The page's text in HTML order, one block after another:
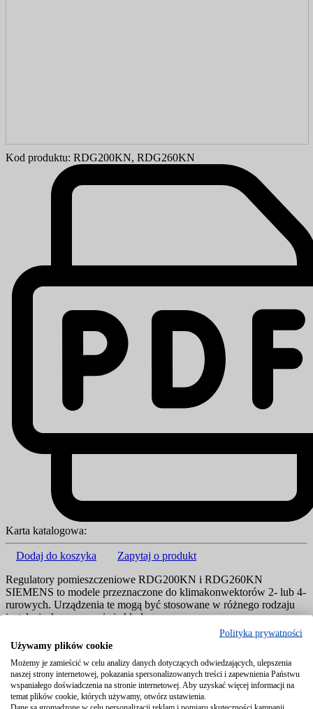
Kod produktu: RDG200KN, RDG260KN
Karta katalogowa:
Dodaj do koszyka
Zapytaj o produkt
Regulatory pomieszczeniowe RDG200KN i RDG260KN
SIEMENS to modele przeznaczone do klimakonwektorów 2- lub 4-
rurowych. Urządzenia te mogą być stosowane w różnego rodzaju
instalacjach ogrzewania i chłod...
Regulatory pomieszczeniowe RDG200KN i RDG260KN
SIEMENS to modele przeznaczone do klimakonwektorów 2- lub 4-
rurowych. Urządzenia te mogą być stosowane w różnego rodzaju
instalacjach ogrzewania i chłodzenia. Posiadają wbudowany czujnik
temperatury i wilgotności.
Polityka prywatności
Używamy plików cookie
Możemy je zamieścić w celu analizy danych dotyczących odwiedzających, ulepszenia
naszej strony internetowej, pokazania spersonalizowanych treści i zapewnienia Państwu
wspaniałego doświadczenia na stronie internetowej. Aby uzyskać więcej informacji na
temat plików cookie, których używamy, otwórz ustawienia.
Dane są gromadzone w celu personalizacji reklam i pomiaru skuteczności kampanii